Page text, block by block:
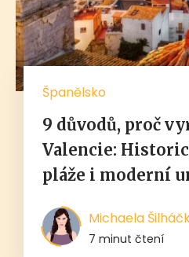
Španělsko
9 důvodů, proč
Valencie:
pláže i moderní
Michaela
7 minut čtení